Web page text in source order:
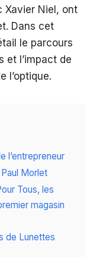
Xavier Niel, ont
Dans cet
le parcours
et l’impact de
l’optique.
l’entrepreneur
Morlet
Tous, les
magasin
de Lunettes